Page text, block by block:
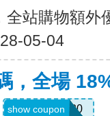
全站購物額外
05-04
，全場
JULY0B20
show coupon